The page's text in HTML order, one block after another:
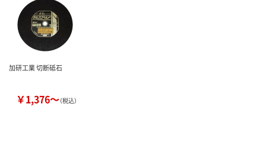
加研工業 切断砥石
￥1,376～（税込）